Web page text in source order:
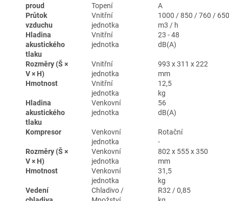
proud
Topení
A
Průtok
vzduchu
Vnitřní
jednotka
1000 / 850 / 760 /
m3 / h
Hladina
akustického
tlaku
Vnitřní
jednotka
23 - 48
dB(A)
Rozměry (Š ×
V × H)
Vnitřní
jednotka
993 x 311 x 222
mm
Hmotnost
Vnitřní
jednotka
12,5
kg
Hladina
akustického
tlaku
Venkovní
jednotka
56
dB(A)
Kompresor
Venkovní
jednotka
Rotační
-
Rozměry (Š ×
V × H)
Venkovní
jednotka
802 x 555 x 350
mm
Hmotnost
Venkovní
jednotka
31,5
kg
Vedení
Chladivo /
R32 / 0,85